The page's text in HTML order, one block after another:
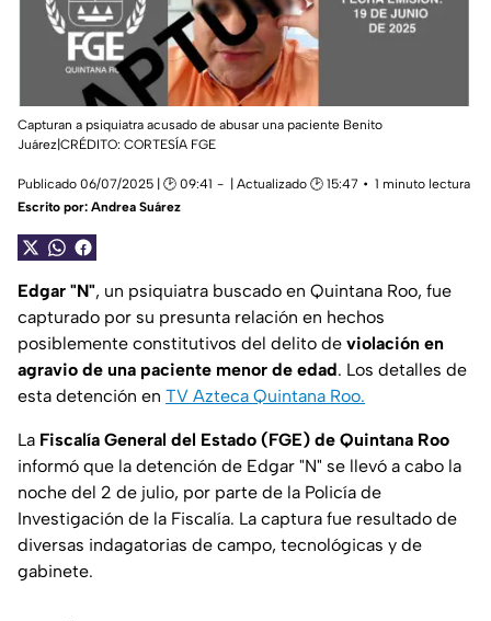
Capturan a psiquiatra acusado de abusar una paciente Benito
Juárez|CRÉDITO: CORTESÍA FGE
Publicado 06/07/2025 | 🕑 09:41 | Actualizado 🕑 15:47
1 minuto lectura
Escrito por: Andrea Suárez
Edgar "N", un psiquiatra buscado en Quintana Roo, fue
capturado por su presunta relación en hechos
posiblemente constitutivos del delito de violación en
agravio de una paciente menor de edad. Los detalles de
esta detención en TV Azteca Quintana Roo.
La Fiscalía General del Estado (FGE) de Quintana Roo
informó que la detención de Edgar "N" se llevó a cabo la
noche del 2 de julio, por parte de la Policía de
Investigación de la Fiscalía. La captura fue resultado de
diversas indagatorias de campo, tecnológicas y de
gabinete.